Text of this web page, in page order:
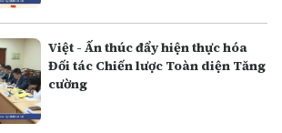
Việt - Ấn thúc đẩy hiện thực hóa
Đối tác Chiến lược Toàn diện Tăng
cường